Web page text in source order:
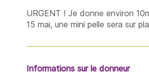
URGENT ! Je donne environ
15 mai, une mini pelle sera sur
Informations sur le donneur